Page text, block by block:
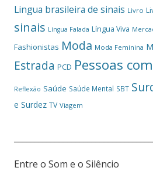
Lingua brasileira de sinais Livro
sinais Língua Falada Língua Viva
Fashionistas Moda Moda Feminina
Estrada PCD Pessoas
Reflexão Saúde Saúde Mental SBT
e Surdez TV Viagem
Entre o Som e o Silêncio